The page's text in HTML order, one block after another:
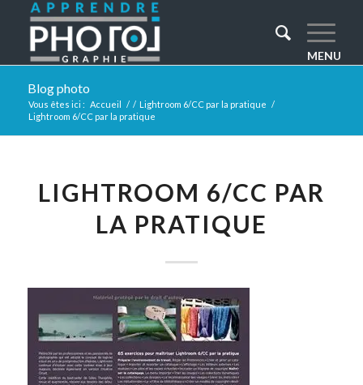
Blog photo
Vous êtes ici : Accueil / / Lightroom 6/CC par la pratique /
Lightroom 6/CC par la pratique
LIGHTROOM 6/CC PAR
LA PRATIQUE